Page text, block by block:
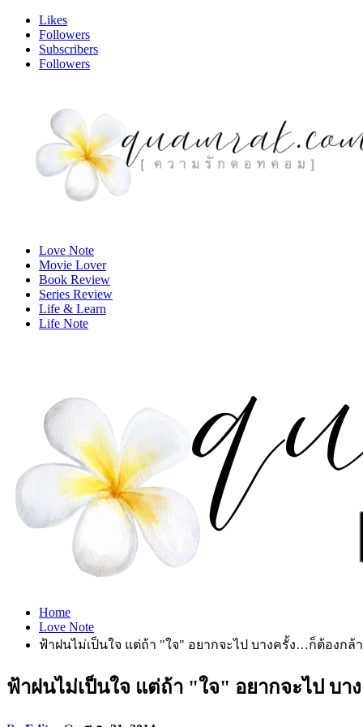
Likes
Followers
Subscribers
Followers
Love Note
Movie Lover
Book Review
Series Review
Life & Learn
Life Note
Home
Love Note
ฟ้าฝนไม่เป็นใจ แต่ถ้า "ใจ" อยากจะไป บางครั้ง…ก็ต้องก
ฟ้าฝนไม่เป็นใจ แต่ถ้า "ใจ" อยากจะไป บ